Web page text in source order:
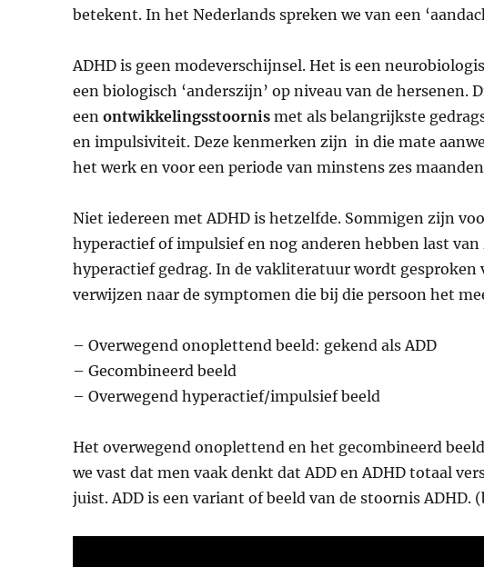
betekent. In het Nederlands spreken we van een
ADHD is geen modeverschijnsel. Het is een
een biologisch ‘anderszijn’ op niveau van de hersenen.
eenontwikkelingsstoornis met als belangrijkste
en impulsiviteit. Deze kenmerken zijn in die mate
het werk en voor een periode van minstens zes
Niet iedereen met ADHD is hetzelfde. Sommigen zijn
hyperactief of impulsief en nog anderen hebben last
hyperactief gedrag. In de vakliteratuur wordt gesproken
verwijzen naar de symptomen die bij die persoon het
– Overwegend onoplettend beeld: gekend als ADD
– Gecombineerd beeld
– Overwegend hyperactief/impulsief beeld
Het overwegend onoplettend en het gecombineerd
we vast dat men vaak denkt dat ADD en ADHD totaal
juist. ADD is een variant of beeld van de stoornis ADHD.